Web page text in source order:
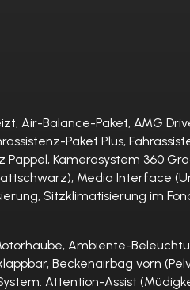
Air-Balance-Paket, AMG
Paket Plus,
Kamerasystem 360
Media Interface
Sitzklimatisierung im
Ambiente-
Beckenairbag vorn
Attention-Assist